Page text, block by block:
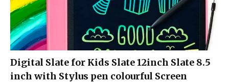
Digital Slate for Kids Slate 12inch Slate 8.5
inch with Stylus pen colourful Screen